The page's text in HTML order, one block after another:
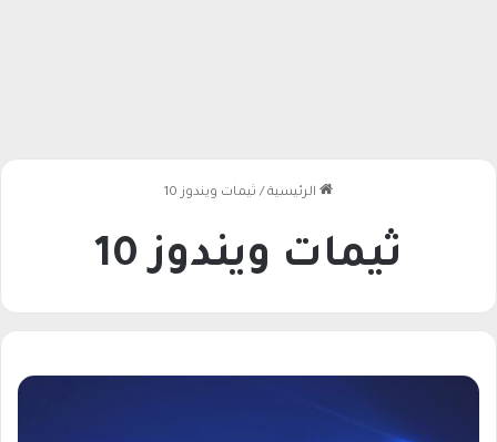
الرئيسية / ثيمات ويندوز 10
ثيمات ويندوز 10